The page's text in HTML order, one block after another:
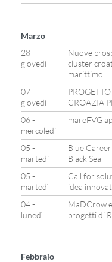
Marzo
28 -
giovedì
Nuove
cluster
marittimo
07 -
giovedì
CROAZIA
06 -
mercoledì
mareFVG
05 -
martedì
Blue
Black Sea
05 -
martedì
Call for
idea
04 -
lunedì
MaDCrow
progetti di
Febbraio